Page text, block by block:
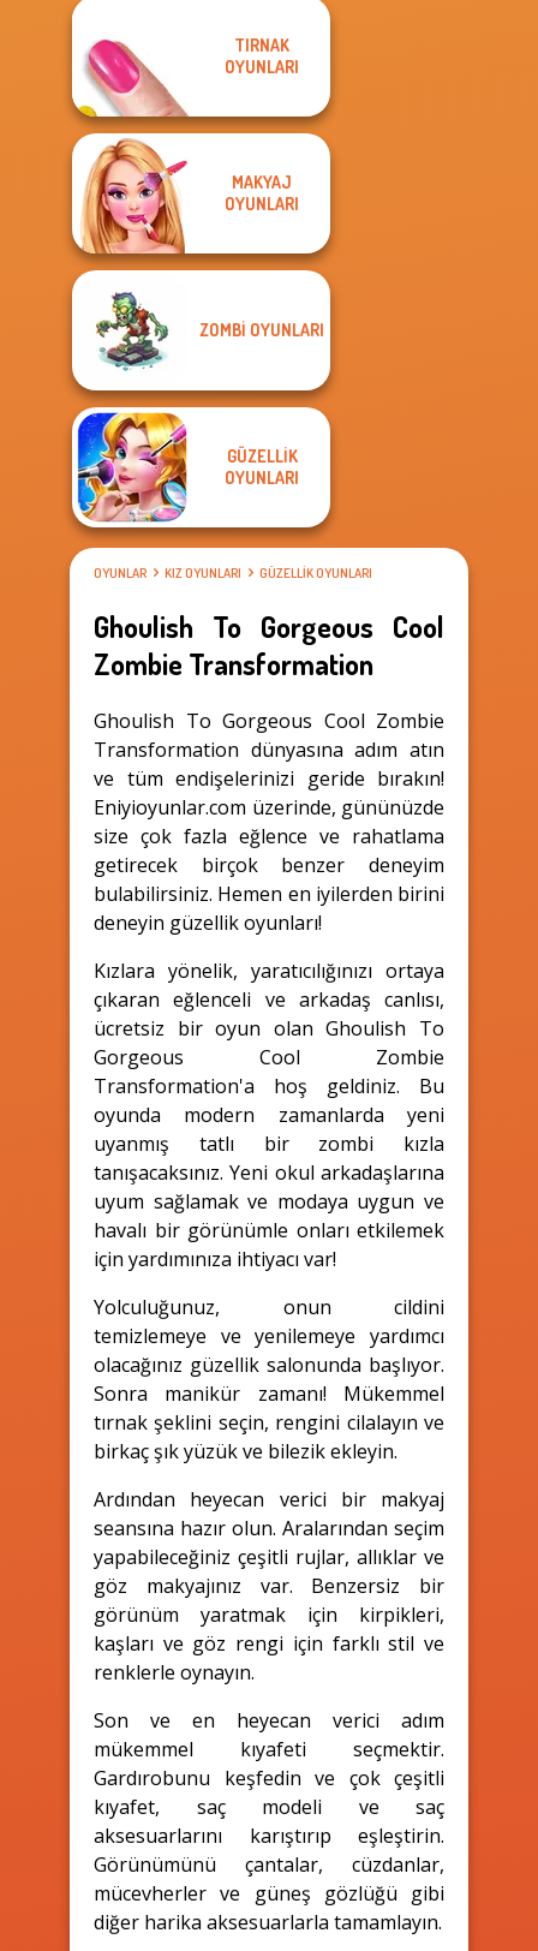
TIRNAK
OYUNLARI
MAKYAJ
OYUNLARI
ZOMBI OYUNLARI
GÜZELLIK
OYUNLARI
OYUNLAR KIZ OYUNLARI GÜZELLIK OYUNLARI
Ghoulish To Gorgeous Cool
Zombie Transformation
Ghoulish To Gorgeous Cool Zombie
Transformation dünyasına adım atın
ve tüm endişelerinizi geride bırakın!
Eniyioyunlar.com üzerinde, gününüzde
size çok fazla eğlence ve rahatlama
getirecek birçok benzer deneyim
bulabilirsiniz. Hemen en iyilerden birini
deneyin güzellik oyunları!
Kızlara yönelik, yaratıcılığınızı ortaya
çıkaran eğlenceli ve arkadaş canlısı,
ücretsiz bir oyun olan Ghoulish To
Gorgeous Cool Zombie
Transformation'a hoş geldiniz. Bu
oyunda modern zamanlarda yeni
uyanmış tatlı bir zombi kızla
tanışacaksınız. Yeni okul arkadaşlarına
uyum sağlamak ve modaya uygun ve
havalı bir görünümle onları etkilemek
için yardımınıza ihtiyacı var!
Yolculuğunuz, onun cildini
temizlemeye ve yenilemeye yardımcı
olacağınız güzellik salonunda başlıyor.
Sonra manikür zamanı! Mükemmel
tırnak şeklini seçin, rengini cilalayın ve
birkaç şık yüzük ve bilezik ekleyin.
Ardından heyecan verici bir makyaj
seansına hazır olun. Aralarından seçim
yapabileceğiniz çeşitli rujlar, allıklar ve
göz makyajınız var. Benzersiz bir
görünüm yaratmak için kirpikleri,
kaşları ve göz rengi için farklı stil ve
renklerle oynayın.
Son ve en heyecan verici adım
mükemmel kıyafeti seçmektir.
Gardırobunu keşfedin ve çok çeşitli
kıyafet, saç modeli ve saç
aksesuarlarını karıştırıp eşleştirin.
Görünümünü çantalar, cüzdanlar,
mücevherler ve güneş gözlüğü gibi
diğer harika aksesuarlarla tamamlayın.